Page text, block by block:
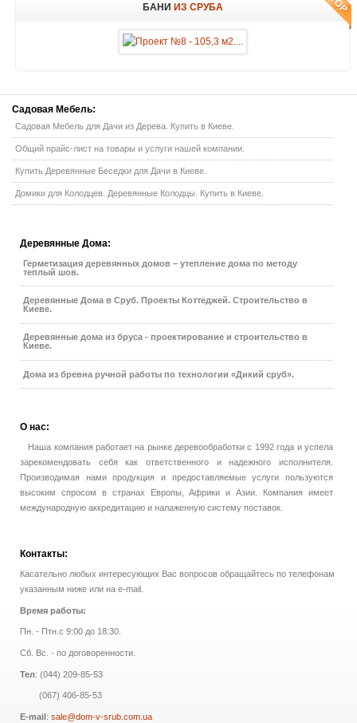
БАНИ ИЗ СРУБА
Садовая Мебель:
Садовая Мебель для Дачи из Дерева. Купить в Киеве.
Общий прайс-лист на товары и услуги нашей компании.
Купить Деревянные Беседки для Дачи в Киеве.
Домики для Колодцев. Деревянные Колодцы. Купить в Киеве.
Деревянные Дома:
Герметизация деревянных домов – утепление дома по методу
теплый шов.
Деревянные Дома в Сруб. Проекты Коттеджей. Строительство в
Киеве.
Деревянные дома из бруса - проектирование и строительство в
Киеве.
Дома из бревна ручной работы по технологии «Дикий сруб».
О нас:
Наша компания работает на рынке деревообработки с 1992 года и успела
зарекомендовать себя как ответственного и надежного исполнителя.
Производимая нами продукция и предоставляемые услуги пользуются
высоким спросом в странах Европы, Африки и Азии. Компания имеет
международную аккредитацию и налаженную систему поставок.
Контакты:
Касательно любых интересующих Вас вопросов обращайтесь по телефонам
указанным ниже или на e-mail.
Время работы:
Пн. - Птн.с 9:00 до 18:30.
Сб. Вс. - по договоренности.
Тел: (044) 209-85-53
(067) 406-85-53
E-mail: sale@dom-v-srub.com.ua